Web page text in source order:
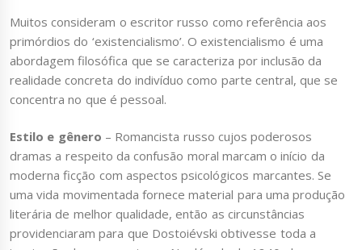
Muitos consideram o escritor russo como referência aos
primórdios do ‘existencialismo’. O existencialismo é uma
abordagem filosófica que se caracteriza por inclusão da
realidade concreta do indivíduo como parte central, que se
concentra no que é pessoal.
Estilo e gênero – Romancista russo cujos poderosos
dramas a respeito da confusão moral marcam o início da
moderna ficção com aspectos psicológicos marcantes. Se
uma vida movimentada fornece material para uma produção
literária de melhor qualidade, então as circunstâncias
providenciaram para que Dostoiévski obtivesse toda a